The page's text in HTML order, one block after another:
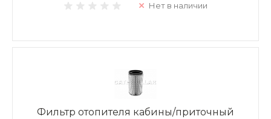
Нет в наличии
Фильтр отопителя кабины/приточный